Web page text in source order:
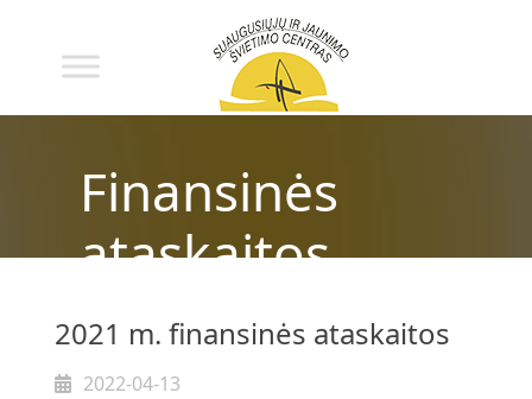
Finansinės
ataskaitos
2021 m. finansinės ataskaitos
2022-04-13